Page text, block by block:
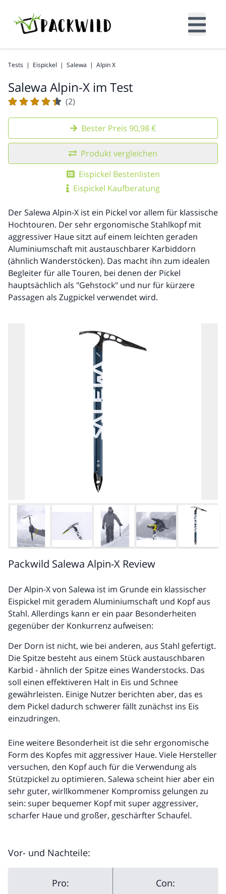
Tests | Eispickel | Salewa | Alpin X
Salewa Alpin-X im Test
(2)
Bester Preis 90,98 €
Produkt vergleichen
Eispickel Bestenlisten
Eispickel Kaufberatung
Der Salewa Alpin-X ist ein Pickel vor allem für klassische
Hochtouren. Der sehr ergonomische Stahlkopf mit
aggressiver Haue sitzt auf einem leichten geraden
Aluminiumschaft mit austauschbarer Karbiddorn
(ähnlich Wanderstöcken). Das macht ihn zum idealen
Begleiter für alle Touren, bei denen der Pickel
hauptsächlich als "Gehstock" und nur für kürzere
Passagen als Zugpickel verwendet wird.
Packwild Salewa Alpin-X Review
Der Alpin-X von Salewa ist im Grunde ein klassischer
Eispickel mit geradem Aluminiumschaft und Kopf aus
Stahl. Allerdings kann er ein paar Besonderheiten
gegenüber der Konkurrenz aufweisen:
Der Dorn ist nicht, wie bei anderen, aus Stahl gefertigt.
Die Spitze besteht aus einem Stück austauschbaren
Karbid - ähnlich der Spitze eines Wanderstocks. Das
soll einen effektiveren Halt in Eis und Schnee
gewährleisten. Einige Nutzer berichten aber, das es
dem Pickel dadurch schwerer fällt zunächst ins Eis
einzudringen.
Eine weitere Besonderheit ist die sehr ergonomische
Form des Kopfes mit aggressiver Haue. Viele Hersteller
versuchen, den Kopf auch für die Verwendung als
Stützpickel zu optimieren. Salewa scheint hier aber ein
sehr guter, wirllkommener Kompromiss gelungen zu
sein: super bequemer Kopf mit super aggressiver,
scharfer Haue und großer, geschärfter Schaufel.
Vor- und Nachteile:
Pro: Con: